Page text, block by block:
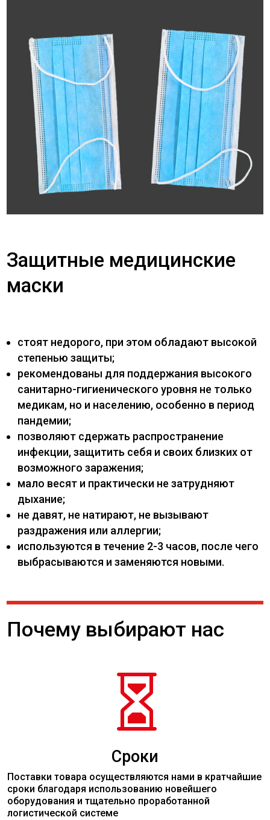
Защитные медицинские
маски
стоят недорого, при этом обладают высокой
степенью защиты;
рекомендованы для поддержания высокого
санитарно-гигиенического уровня не только
медикам, но и населению, особенно в период
пандемии;
позволяют сдержать распространение
инфекции, защитить себя и своих близких от
возможного заражения;
мало весят и практически не затрудняют
дыхание;
не давят, не натирают, не вызывают
раздражения или аллергии;
используются в течение 2-3 часов, после чего
выбрасываются и заменяются новыми.
Почему выбирают нас

Сроки
Поставки товара осуществляются нами в кратчайшие
сроки благодаря использованию новейшего
оборудования и тщательно проработанной
логистической системе